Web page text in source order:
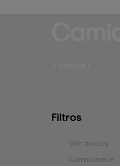
Filtros
Ver todos
Camionete